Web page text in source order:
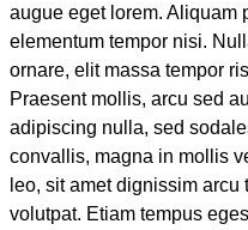
augue eget lorem. Aliquam
elementum tempor nisi.
ornare, elit massa tempor
Praesent mollis, arcu sed
adipiscing nulla, sed
convallis, magna in mollis
leo, sit amet dignissim
volutpat. Etiam tempus